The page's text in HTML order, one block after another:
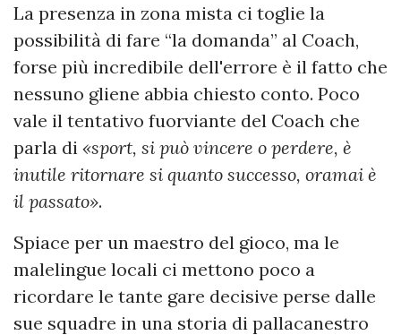
La presenza in zona mista ci toglie la
possibilità di fare “la domanda” al Coach,
forse più incredibile dell'errore è il fatto che
nessuno gliene abbia chiesto conto. Poco
vale il tentativo fuorviante del Coach che
parla di «sport, si può vincere o perdere, è
inutile ritornare si quanto successo, oramai è
il passato».
Spiace per un maestro del gioco, ma le
malelingue locali ci mettono poco a
ricordare le tante gare decisive perse dalle
sue squadre in una storia di pallacanestro